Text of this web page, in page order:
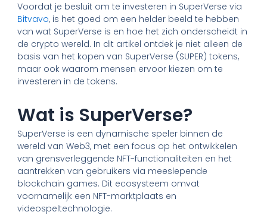
Voordat je besluit om te investeren in SuperVerse via
Bitvavo, is het goed om een helder beeld te hebben
van wat SuperVerse is en hoe het zich onderscheidt in
de crypto wereld. In dit artikel ontdek je niet alleen de
basis van het kopen van SuperVerse (SUPER) tokens,
maar ook waarom mensen ervoor kiezen om te
investeren in de tokens.
Wat is SuperVerse?
SuperVerse is een dynamische speler binnen de
wereld van Web3, met een focus op het ontwikkelen
van grensverleggende NFT-functionaliteiten en het
aantrekken van gebruikers via meeslepende
blockchain games. Dit ecosysteem omvat
voornamelijk een NFT-marktplaats en
videospeltechnologie.